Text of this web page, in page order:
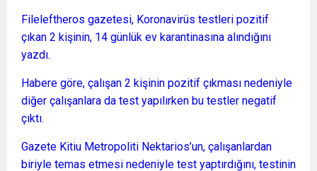
Fileleftheros gazetesi, Koronavirüs testleri pozitif
çıkan 2 kişinin, 14 günlük ev karantinasına alındığını
yazdı.
Habere göre, çalışan 2 kişinin pozitif çıkması nedeniyle
diğer çalışanlara da test yapılırken bu testler negatif
çıktı.
Gazete Kitiu Metropoliti Nektarios’un, çalışanlardan
biriyle temas etmesi nedeniyle test yaptırdığını, testinin